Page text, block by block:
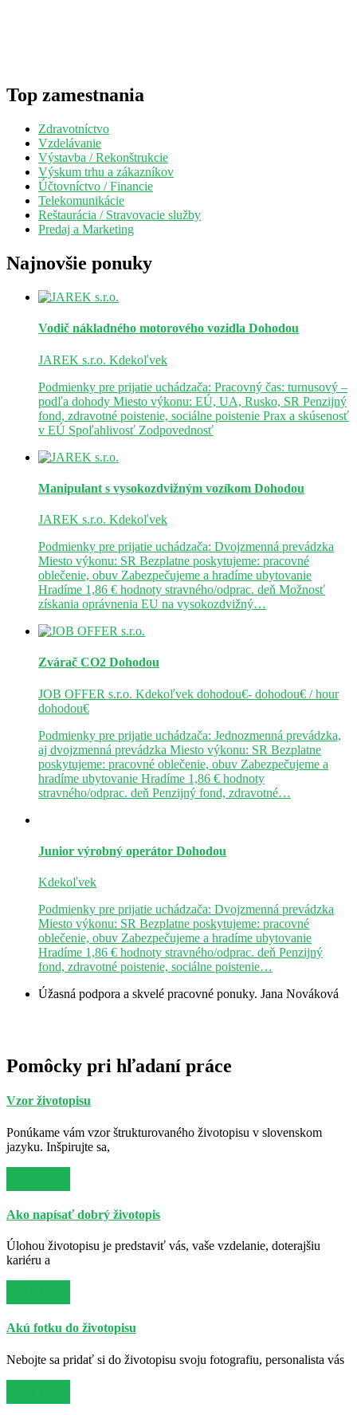
Top zamestnania
Zdravotníctvo
Vzdelávanie
Výstavba / Rekonštrukcie
Výskum trhu a zákazníkov
Účtovníctvo / Financie
Telekomunikácie
Reštaurácia / Stravovacie služby
Predaj a Marketing
Najnovšie ponuky
Vodič nákladného motorového vozidla Dohodou
JAREK s.r.o. Kdekoľvek
Podmienky pre prijatie uchádzača: Pracovný čas: turnusový –
podľa dohody Miesto výkonu: EÚ, UA, Rusko, SR Penzijný
fond, zdravotné poistenie, sociálne poistenie Prax a skúsenosť
v EÚ Spoľahlivosť Zodpovednosť
Manipulant s vysokozdvižným vozíkom Dohodou
JAREK s.r.o. Kdekoľvek
Podmienky pre prijatie uchádzača: Dvojzmenná prevádzka
Miesto výkonu: SR Bezplatne poskytujeme: pracovné
oblečenie, obuv Zabezpečujeme a hradíme ubytovanie
Hradíme 1,86 € hodnoty stravného/odprac. deň Možnosť
získania oprávnenia EU na vysokozdvižný…
Zvárač CO2 Dohodou
JOB OFFER s.r.o. Kdekoľvek dohodou€- dohodou€ / hour
dohodou€
Podmienky pre prijatie uchádzača: Jednozmenná prevádzka,
aj dvojzmenná prevádzka Miesto výkonu: SR Bezplatne
poskytujeme: pracovné oblečenie, obuv Zabezpečujeme a
hradíme ubytovanie Hradíme 1,86 € hodnoty
stravného/odprac. deň Penzijný fond, zdravotné…
Junior výrobný operátor Dohodou
Kdekoľvek
Podmienky pre prijatie uchádzača: Dvojzmenná prevádzka
Miesto výkonu: SR Bezplatne poskytujeme: pracovné
oblečenie, obuv Zabezpečujeme a hradíme ubytovanie
Hradíme 1,86 € hodnoty stravného/odprac. deň Penzijný
fond, zdravotné poistenie, sociálne poistenie…
Úžasná podpora a skvelé pracovné ponuky. Jana Nováková
Pomôcky pri hľadaní práce
Vzor životopisu
Ponúkame vám vzor štrukturovaného životopisu v slovenskom
jazyku. Inšpirujte sa,
Ako napísať dobrý životopis
Úlohou životopisu je predstaviť vás, vaše vzdelanie, doterajšiu
kariéru a
Akú fotku do životopisu
Nebojte sa pridať si do životopisu svoju fotografiu, personalista vás